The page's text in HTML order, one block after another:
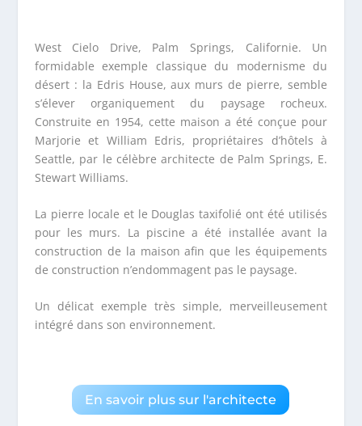
West Cielo Drive, Palm Springs, Californie. Un
formidable exemple classique du modernisme du
désert : la Edris House, aux murs de pierre, semble
s’élever organiquement du paysage rocheux.
Construite en 1954, cette maison a été conçue pour
Marjorie et William Edris, propriétaires d’hôtels à
Seattle, par le célèbre architecte de Palm Springs, E.
Stewart Williams.
La pierre locale et le Douglas taxifolié ont été utilisés
pour les murs. La piscine a été installée avant la
construction de la maison afin que les équipements
de construction n’endommagent pas le paysage.
Un délicat exemple très simple, merveilleusement
intégré dans son environnement.
En savoir plus sur l'architecte